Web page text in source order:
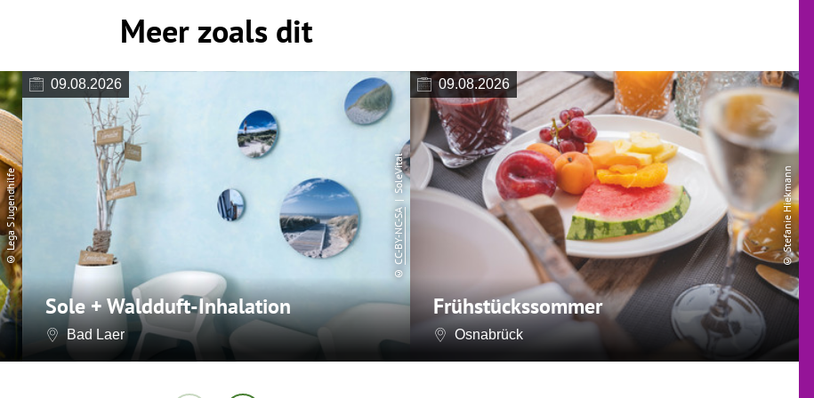
Meer zoals dit
© Lega S Jugendhilfe
09.08.2026
Sole + Waldduft-Inhalation
Bad Laer
©
CC-BY-NC-SA
| SoleVital
09.08.2026
Frühstückssommer
Osnabrück
© Stefanie Hiekmann